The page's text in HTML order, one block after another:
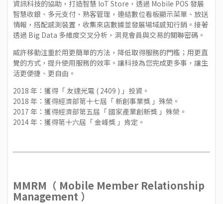
資訊科技的協助，打造智慧 IoT Store，透過 Mobile POS 發展
智慧收銀、多元支付、熟客管理，連結數位看板顯示菜單、放送
情報，搭配感測裝置，收集來店數據並發展場域感知行銷。接著
透過 Big Data 多維度交叉分析，洞見會員與交易的關聯密碼。
威許移動注重於用更簡單的方法，降低取得服務的門檻；用更直
覺的方式，提升使用服務的效率。讓科技為您完成更多事，讓生
活更便捷、更自由。
2018 年：獲得「 友達光電 ( 2409 ) 」投資。
2018 年：獲得經濟部第十七屆「 新創事業獎 」殊榮。
2017 年：獲得經濟部第五屆「 國家產業創新獎 」殊榮。
2014 年：獲得第十六屆「 金峰獎 」肯定。
MMRM（ Mobile Member Relationship
Management ）